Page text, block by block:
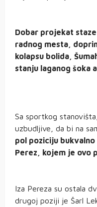
Dobar projekat
radnog mesta,
kolapsu bolida,
stanju laganog šoka
Sa sportkog
uzbudljive, da bi na
pol poziciju
Perez, kojem je ovo
Iza Pereza su ostala
drugoj poziji je Šarl